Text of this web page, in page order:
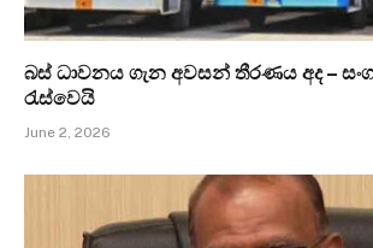
බස් ධාවනය ගැන අවසන් තීරණය අද –
රැස්වෙයි
June 2, 2026